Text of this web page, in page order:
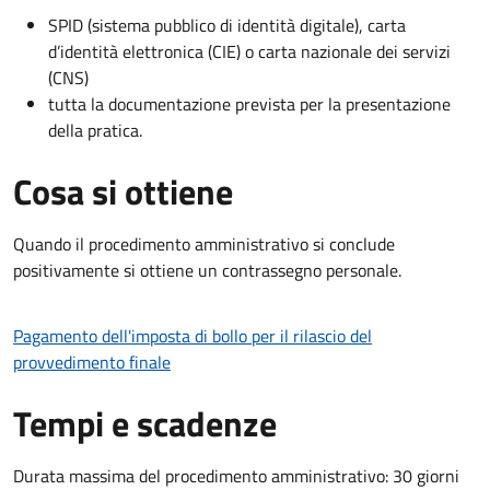
SPID (sistema pubblico di identità digitale), carta
d’identità elettronica (CIE) o carta nazionale dei servizi
(CNS)
tutta la documentazione prevista per la presentazione
della pratica.
Cosa si ottiene
Quando il procedimento amministrativo si conclude
positivamente si ottiene un contrassegno personale.
Pagamento dell'imposta di bollo per il rilascio del
provvedimento finale
Tempi e scadenze
Durata massima del procedimento amministrativo: 30 giorni